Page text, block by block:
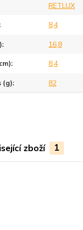
RETLUX
8,4
16,8
8,4
(g) 82
zboží 1